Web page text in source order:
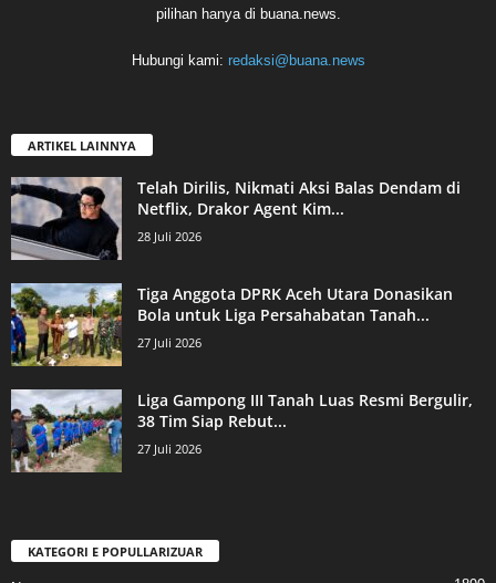
pilihan hanya di buana.news.
Hubungi kami: redaksi@buana.news
ARTIKEL LAINNYA
Telah Dirilis, Nikmati Aksi Balas Dendam di
Netflix, Drakor Agent Kim...
28 Juli 2026
Tiga Anggota DPRK Aceh Utara Donasikan
Bola untuk Liga Persahabatan Tanah...
27 Juli 2026
Liga Gampong III Tanah Luas Resmi Bergulir,
38 Tim Siap Rebut...
27 Juli 2026
KATEGORI E POPULLARIZUAR